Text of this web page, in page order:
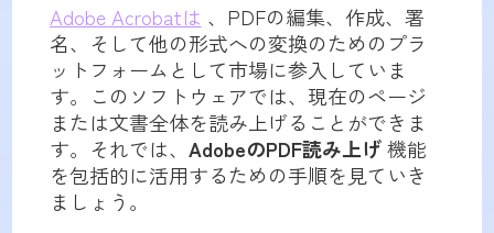
Adobe Acrobatは 、PDFの編集、作成、署
名、そして他の形式への変換のためのプラ
ットフォームとして市場に参入していま
す。このソフトウェアでは、現在のページ
または文書全体を読み上げることができま
す。それでは、 AdobeのPDF読み上げ機能
を包括的に活用するための手順を見ていき
ましょう。